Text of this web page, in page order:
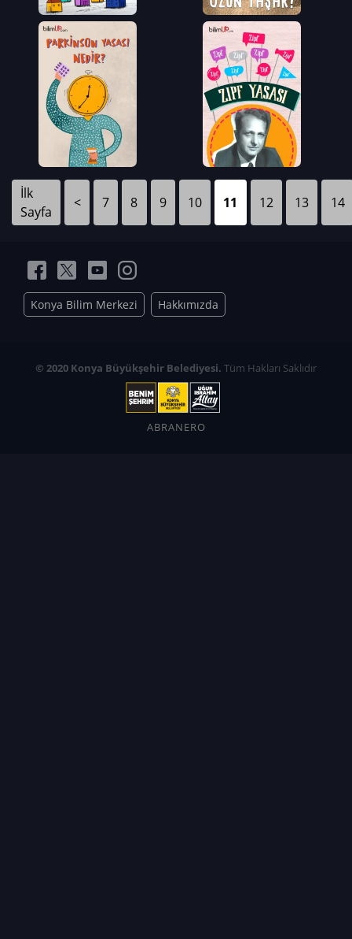
İlk
Sayfa
< 7 8 9 10 11 12 13 14
Konya Bilim Merkezi Hakkımızda
© 2020 Konya Büyükşehir Belediyesi. Tüm Hakları Saklıdır
ABRANERO